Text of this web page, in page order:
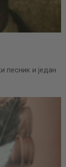
песник и један